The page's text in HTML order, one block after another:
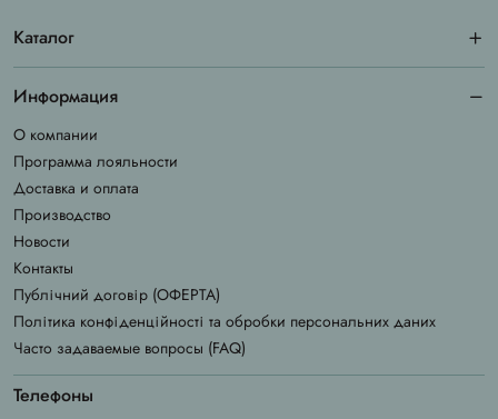
Каталог
Информация
О компании
Программа лояльности
Доставка и оплата
Производство
Новости
Контакты
Публічний договір (ОФЕРТА)
Політика конфіденційності та обробки персональних даних
Часто задаваемые вопросы (FAQ)
Телефоны